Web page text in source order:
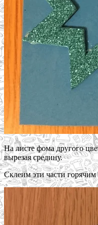
На листе фома другого
вырезая средину.
Склеим эти части горячим